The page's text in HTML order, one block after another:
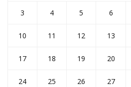
3 4 5 6
10 11 12 13
17 18 19 20
24 25 26 27